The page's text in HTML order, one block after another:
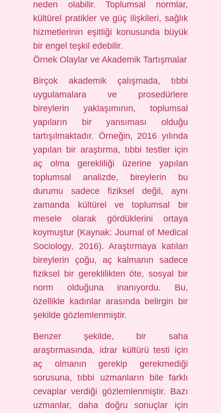
neden olabilir. Toplumsal normlar,
kültürel pratikler ve güç ilişkileri, sağlık
hizmetlerinin eşitliği konusunda büyük
bir engel teşkil edebilir.
Örnek Olaylar ve Akademik Tartışmalar
Birçok akademik çalışmada, tıbbi
uygulamalara ve prosedürlere
bireylerin yaklaşımının, toplumsal
yapıların bir yansıması olduğu
tartışılmaktadır. Örneğin, 2016 yılında
yapılan bir araştırma, tıbbi testler için
aç olma gerekliliği üzerine yapılan
toplumsal analizde, bireylerin bu
durumu sadece fiziksel değil, aynı
zamanda kültürel ve toplumsal bir
mesele olarak gördüklerini ortaya
koymuştur (Kaynak: Journal of Medical
Sociology, 2016). Araştırmaya katılan
bireylerin çoğu, aç kalmanın sadece
fiziksel bir gereklilikten öte, sosyal bir
norm olduğuna inanıyordu. Bu,
özellikle kadınlar arasında belirgin bir
şekilde gözlemlenmiştir.
Benzer şekilde, bir saha
araştırmasında, idrar kültürü testi için
aç olmanın gerekip gerekmediği
sorusuna, tıbbi uzmanların bile farklı
cevaplar verdiği gözlemlenmiştir. Bazı
uzmanlar, daha doğru sonuçlar için